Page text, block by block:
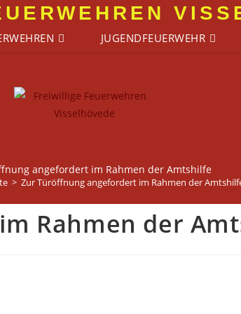
JUGENDFEUERWEHR
angefordert im Rahmen der Amtshilfe
> Zur Türöffnung angefordert im Rahmen der
Rahmen der